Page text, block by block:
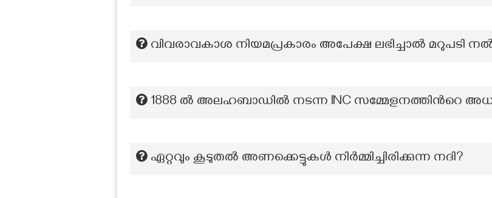
വിവരാവകാശ നിയമപ്രകാരം അപേക്ഷ ലഭിച്ചാൽ മറുപടി
1888 ല്‍ അലഹബാഡില്‍ നടന്ന INC സമ്മേളനത്തിന്‍റെ
ഏറ്റവും കൂടുതൽ അണക്കെട്ടുകൾ നിർമ്മിച്ചിരിക്കുന്ന നദി?